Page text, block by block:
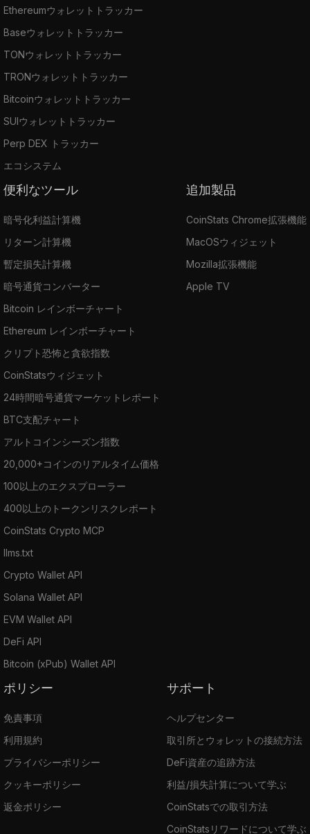
Ethereumウォレットトラッカー
Baseウォレットトラッカー
TONウォレットトラッカー
TRONウォレットトラッカー
Bitcoinウォレットトラッカー
SUIウォレットトラッカー
Perp DEX トラッカー
エコシステム
便利なツール
暗号化利益計算機
リターン計算機
暫定損失計算機
暗号通貨コンバーター
Bitcoin レインボーチャート
Ethereum レインボーチャート
クリプト恐怖と貪欲指数
CoinStatsウィジェット
24時間暗号通貨マーケットレポート
BTC支配チャート
アルトコインシーズン指数
20,000+コインのリアルタイム価格
100以上のエクスプローラー
400以上のトークンリスクレポート
CoinStats Crypto MCP
llms.txt
Crypto Wallet API
Solana Wallet API
EVM Wallet API
DeFi API
Bitcoin (xPub) Wallet API
追加製品
CoinStats Chrome拡張機能
MacOSウィジェット
Mozilla拡張機能
Apple TV
ポリシー
免責事項
利用規約
プライバシーポリシー
クッキーポリシー
返金ポリシー
サポート
ヘルプセンター
取引所とウォレットの接続方法
DeFi資産の追跡方法
利益/損失計算について学ぶ
CoinStatsでの取引方法
CoinStatsリワードについて学ぶ